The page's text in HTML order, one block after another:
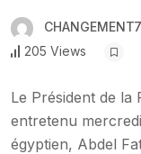
CHANGEMENT7
205 Views
Le Président de la
entretenu
égyptien, Abdel